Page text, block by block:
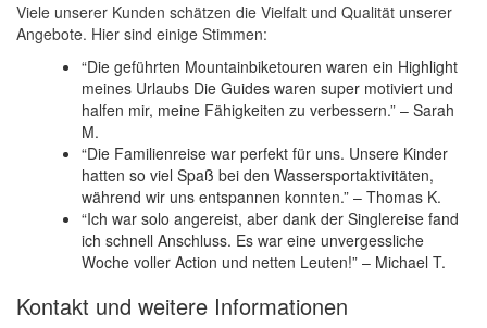
Viele unserer Kunden schätzen die Vielfalt und Qualität unserer
Angebote. Hier sind einige Stimmen:
“Die geführten Mountainbiketouren waren ein Highlight
meines Urlaubs Die Guides waren super motiviert und
halfen mir, meine Fähigkeiten zu verbessern.” – Sarah
M.
“Die Familienreise war perfekt für uns. Unsere Kinder
hatten so viel Spaß bei den Wassersportaktivitäten,
während wir uns entspannen konnten.” – Thomas K.
“Ich war solo angereist, aber dank der Singlereise fand
ich schnell Anschluss. Es war eine unvergessliche
Woche voller Action und netten Leuten!” – Michael T.
Kontakt und weitere Informationen